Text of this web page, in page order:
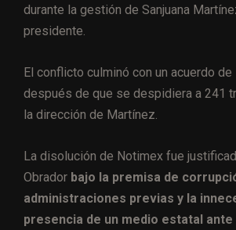
durante la gestión de Sanjuana
presidente.
El conflicto culminó con un acuerdo
después de que se despidiera a 241
la dirección de Martínez.
La disolución de Notimex fue
Obrador bajo la premisa de
administraciones previas y la
presencia de un medio estatal ante